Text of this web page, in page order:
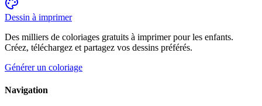
Dessin à imprimer
Des milliers de coloriages gratuits à imprimer pour les enfants.
Créez, téléchargez et partagez vos dessins préférés.
Générer un coloriage
Navigation